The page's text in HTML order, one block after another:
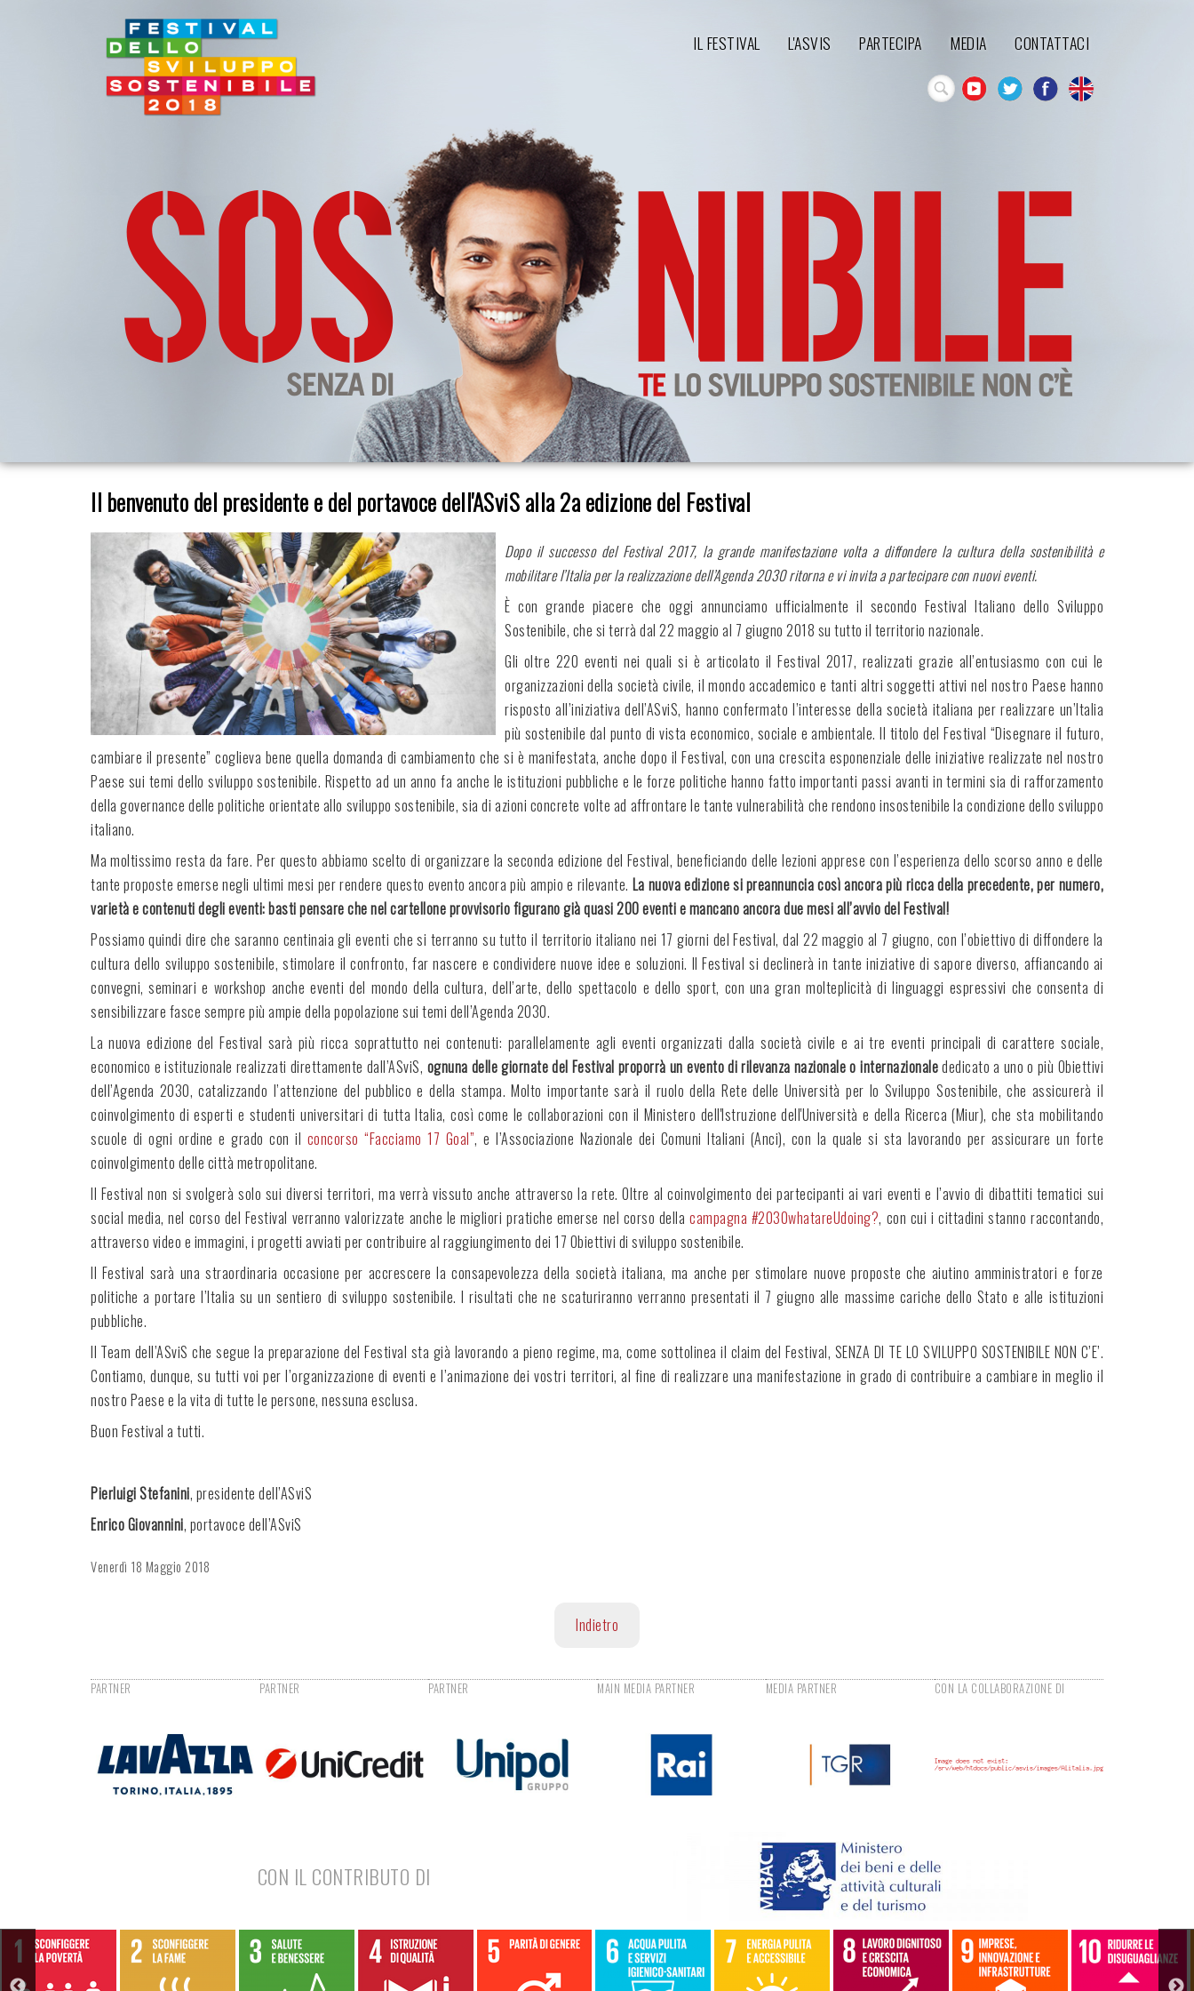
IL FESTIVAL L'ASVIS PARTECIPA MEDIA CONTATTACI
Il benvenuto del presidente e del portavoce dell'ASviS alla 2a edizione del Festival
Dopo il successo del Festival 2017, la grande manifestazione volta a diffondere la cultura della sostenibilità e
mobilitare l’Italia per la realizzazione dell’Agenda 2030 ritorna e vi invita a partecipare con nuovi eventi.
È con grande piacere che oggi annunciamo ufficialmente il secondo Festival Italiano dello Sviluppo
Sostenibile, che si terrà dal 22 maggio al 7 giugno 2018 su tutto il territorio nazionale.
Gli oltre 220 eventi nei quali si è articolato il Festival 2017, realizzati grazie all’entusiasmo con cui le
organizzazioni della società civile, il mondo accademico e tanti altri soggetti attivi nel nostro Paese hanno
risposto all’iniziativa dell’ASviS, hanno confermato l’interesse della società italiana per realizzare un’Italia
più sostenibile dal punto di vista economico, sociale e ambientale. Il titolo del Festival “Disegnare il futuro,
cambiare il presente” coglieva bene quella domanda di cambiamento che si è manifestata, anche dopo il Festival, con una crescita esponenziale delle iniziative realizzate nel nostro
Paese sui temi dello sviluppo sostenibile. Rispetto ad un anno fa anche le istituzioni pubbliche e le forze politiche hanno fatto importanti passi avanti in termini sia di rafforzamento
della governance delle politiche orientate allo sviluppo sostenibile, sia di azioni concrete volte ad affrontare le tante vulnerabilità che rendono insostenibile la condizione dello sviluppo
italiano.
Ma moltissimo resta da fare. Per questo abbiamo scelto di organizzare la seconda edizione del Festival, beneficiando delle lezioni apprese con l’esperienza dello scorso anno e delle
tante proposte emerse negli ultimi mesi per rendere questo evento ancora più ampio e rilevante. La nuova edizione si preannuncia così ancora più ricca della precedente, per numero,
varietà e contenuti degli eventi: basti pensare che nel cartellone provvisorio figurano già quasi 200 eventi e mancano ancora due mesi all’avvio del Festival!
Possiamo quindi dire che saranno centinaia gli eventi che si terranno su tutto il territorio italiano nei 17 giorni del Festival, dal 22 maggio al 7 giugno, con l’obiettivo di diffondere la
cultura dello sviluppo sostenibile, stimolare il confronto, far nascere e condividere nuove idee e soluzioni. Il Festival si declinerà in tante iniziative di sapore diverso, affiancando ai
convegni, seminari e workshop anche eventi del mondo della cultura, dell’arte, dello spettacolo e dello sport, con una gran molteplicità di linguaggi espressivi che consenta di
sensibilizzare fasce sempre più ampie della popolazione sui temi dell’Agenda 2030.
La nuova edizione del Festival sarà più ricca soprattutto nei contenuti: parallelamente agli eventi organizzati dalla società civile e ai tre eventi principali di carattere sociale,
economico e istituzionale realizzati direttamente dall’ASviS, ognuna delle giornate del Festival proporrà un evento di rilevanza nazionale o internazionalededicato a uno o più Obiettivi
dell’Agenda 2030, catalizzando l’attenzione del pubblico e della stampa. Molto importante sarà il ruolo della Rete delle Università per lo Sviluppo Sostenibile, che assicurerà il
coinvolgimento di esperti e studenti universitari di tutta Italia, così come le collaborazioni con il Ministero dell'Istruzione dell'Università e della Ricerca (Miur), che sta mobilitando
scuole di ogni ordine e grado con il concorso “Facciamo 17 Goal”, e l’Associazione Nazionale dei Comuni Italiani (Anci), con la quale si sta lavorando per assicurare un forte
coinvolgimento delle città metropolitane.
Il Festival non si svolgerà solo sui diversi territori, ma verrà vissuto anche attraverso la rete. Oltre al coinvolgimento dei partecipanti ai vari eventi e l’avvio di dibattiti tematici sui
social media, nel corso del Festival verranno valorizzate anche le migliori pratiche emerse nel corso dellacampagna #2030whatareUdoing?, con cui i cittadini stanno raccontando,
attraverso video e immagini, i progetti avviati per contribuire al raggiungimento dei 17 Obiettivi di sviluppo sostenibile.
Il Festival sarà una straordinaria occasione per accrescere la consapevolezza della società italiana, ma anche per stimolare nuove proposte che aiutino amministratori e forze
politiche a portare l’Italia su un sentiero di sviluppo sostenibile. I risultati che ne scaturiranno verranno presentati il 7 giugno alle massime cariche dello Stato e alle istituzioni
pubbliche.
Il Team dell’ASviS che segue la preparazione del Festival sta già lavorando a pieno regime, ma, come sottolinea il claim del Festival, SENZA DI TE LO SVILUPPO SOSTENIBILE NON C’E’.
Contiamo, dunque, su tutti voi per l’organizzazione di eventi e l’animazione dei vostri territori, al fine di realizzare una manifestazione in grado di contribuire a cambiare in meglio il
nostro Paese e la vita di tutte le persone, nessuna esclusa.
Buon Festival a tutti.
Pierluigi Stefanini, presidente dell’ASviS
Enrico Giovannini, portavoce dell’ASviS
Venerdì 18 Maggio 2018
Indietro
CON IL CONTRIBUTO DI